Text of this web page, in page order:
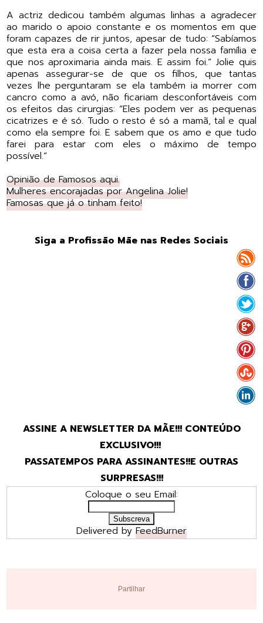
A actriz dedicou também algumas linhas a agradecer
ao marido o apoio constante e os momentos em que
foram capazes de rir juntos, apesar de tudo: “Sabíamos
que esta era a coisa certa a fazer pela nossa família e
que nos aproximaria ainda mais. E assim foi.” Jolie quis
apenas assegurar-se de que os filhos, que tantas
vezes lhe perguntaram se ela também ia morrer com
cancro como a avó, não ficariam desconfortáveis com
os efeitos das cirurgias: “Eles podem ver as pequenas
cicatrizes e é só. Tudo o resto é só a mamã, tal e qual
como ela sempre foi. E sabem que os amo e que tudo
farei para estar com eles o máximo de tempo
possível.”
Opinião de Famosos aqui.
Mulheres encorajadas por Angelina Jolie!
Famosas que já o tinham feito!
Siga a Profissão Mãe nas Redes Sociais
ASSINE A NEWSLETTER DA MÃE!!! CONTEÚDO
EXCLUSIVO!!!
PASSATEMPOS PARA ASSINANTES!!E OUTRAS
SURPRESAS!!!
Coloque o seu Email:
Delivered by FeedBurner
Partilhar